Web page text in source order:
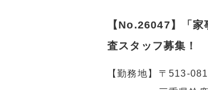
【No.26047】「
査スタッフ募集！
【勤務地】
〒513-